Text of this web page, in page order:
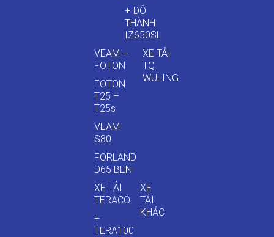
+ ĐÔ
THÀNH
IZ650SL
VEAM –
FOTON
FOTON
T25 –
T25s
VEAM
S80
FORLAND
D65 BEN
XE TẢI
TQ
WULING
XE TẢI
TERACO
+
TERA100
XE
TẢI
KHÁC